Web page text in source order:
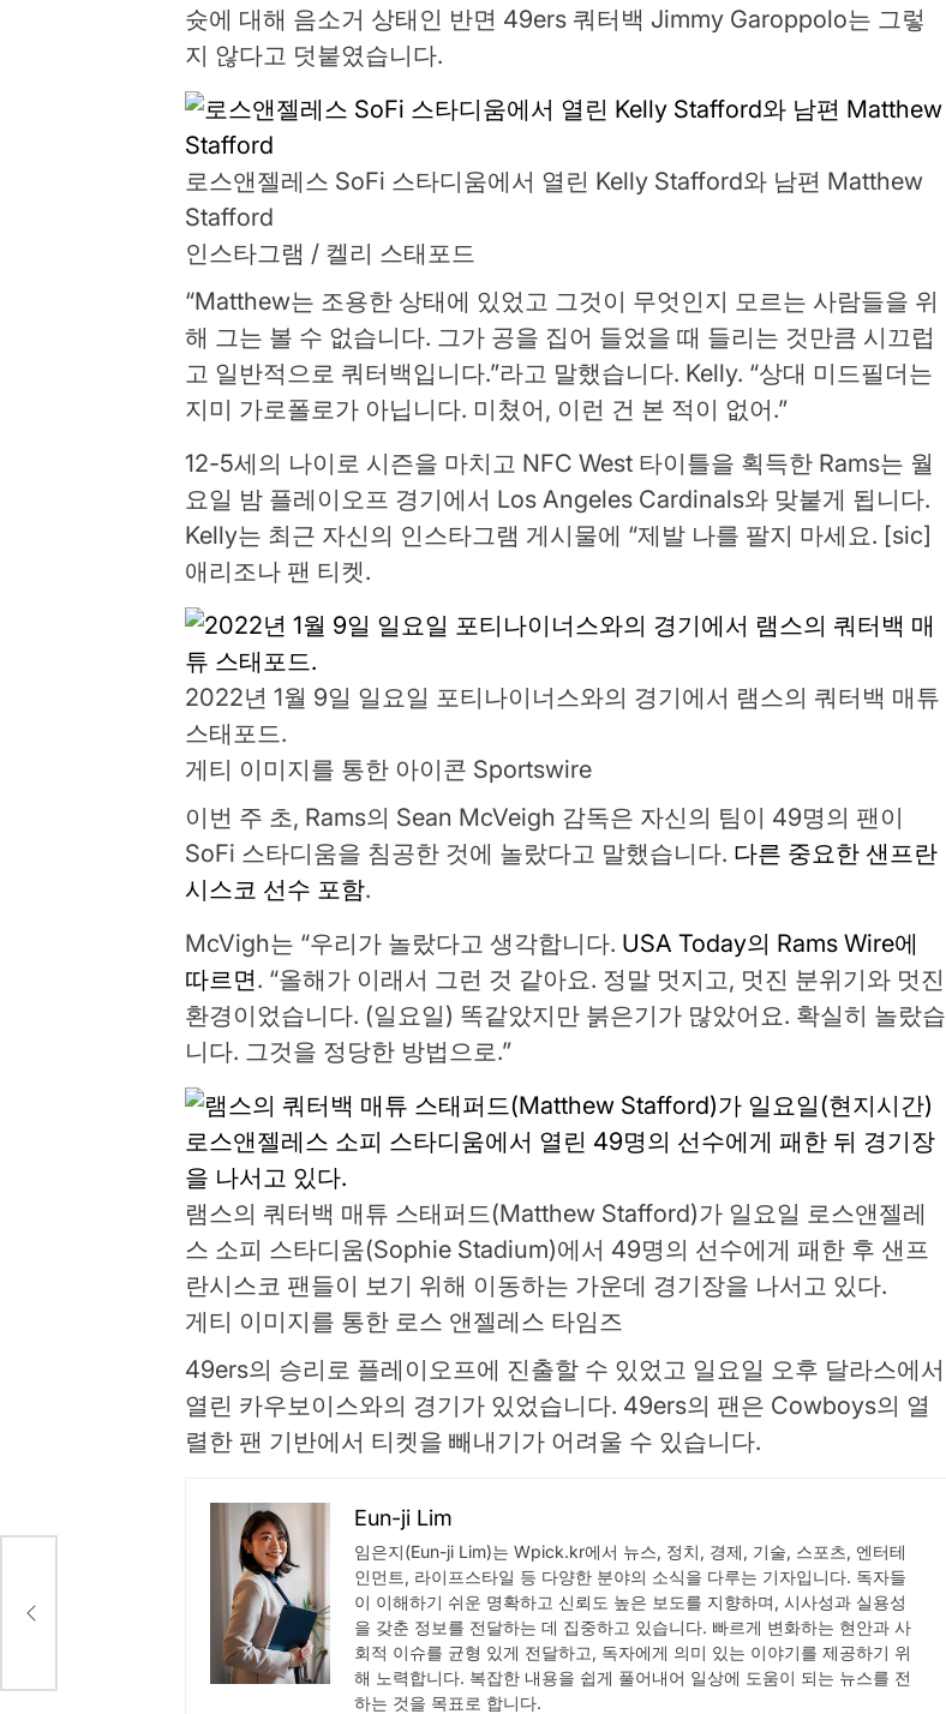
슛에 대해 음소거 상태인 반면 49ers 쿼터백 Jimmy Garoppolo는 그렇
지 않다고 덧붙였습니다.
로스앤젤레스 SoFi 스타디움에서 열린 Kelly Stafford와 남편 Matthew
Stafford
인스타그램 / 켈리 스태포드
“Matthew는 조용한 상태에 있었고 그것이 무엇인지 모르는 사람들을 위
해 그는 볼 수 없습니다. 그가 공을 집어 들었을 때 들리는 것만큼 시끄럽
고 일반적으로 쿼터백입니다.”라고 말했습니다. Kelly. “상대 미드필더는
지미 가로폴로가 아닙니다. 미쳤어, 이런 건 본 적이 없어.”
12-5세의 나이로 시즌을 마치고 NFC West 타이틀을 획득한 Rams는 월
요일 밤 플레이오프 경기에서 Los Angeles Cardinals와 맞붙게 됩니다.
Kelly는 최근 자신의 인스타그램 게시물에 “제발 나를 팔지 마세요. [sic]
애리조나 팬 티켓.
2022년 1월 9일 일요일 포티나이너스와의 경기에서 램스의 쿼터백 매튜
스태포드.
게티 이미지를 통한 아이콘 Sportswire
이번 주 초, Rams의 Sean McVeigh 감독은 자신의 팀이 49명의 팬이
SoFi 스타디움을 침공한 것에 놀랐다고 말했습니다. 다른 중요한 샌프란
시스코 선수 포함.
McVigh는 “우리가 놀랐다고 생각합니다. USA Today의 Rams Wire에
따르면. “올해가 이래서 그런 것 같아요. 정말 멋지고, 멋진 분위기와 멋진
환경이었습니다. (일요일) 똑같았지만 붉은기가 많았어요. 확실히 놀랐습
니다. 그것을 정당한 방법으로.”
램스의 쿼터백 매튜 스태퍼드(Matthew Stafford)가 일요일 로스앤젤레
스 소피 스타디움(Sophie Stadium)에서 49명의 선수에게 패한 후 샌프
란시스코 팬들이 보기 위해 이동하는 가운데 경기장을 나서고 있다.
게티 이미지를 통한 로스 앤젤레스 타임즈
49ers의 승리로 플레이오프에 진출할 수 있었고 일요일 오후 달라스에서
열린 카우보이스와의 경기가 있었습니다. 49ers의 팬은 Cowboys의 열
렬한 팬 기반에서 티켓을 빼내기가 어려울 수 있습니다.
Eun-ji Lim
임은지(Eun-ji Lim)는 Wpick.kr에서 뉴스, 정치, 경제, 기술, 스포츠, 엔터테
인먼트, 라이프스타일 등 다양한 분야의 소식을 다루는 기자입니다. 독자들
이 이해하기 쉬운 명확하고 신뢰도 높은 보도를 지향하며, 시사성과 실용성
을 갖춘 정보를 전달하는 데 집중하고 있습니다. 빠르게 변화하는 현안과 사
회적 이슈를 균형 있게 전달하고, 독자에게 의미 있는 이야기를 제공하기 위
해 노력합니다. 복잡한 내용을 쉽게 풀어내어 일상에 도움이 되는 뉴스를 전
하는 것을 목표로 합니다.
개